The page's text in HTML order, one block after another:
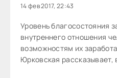
14 фев 2017, 22:43
Уровень благосостояния
внутреннего отношения
возможностям их
Юрковская